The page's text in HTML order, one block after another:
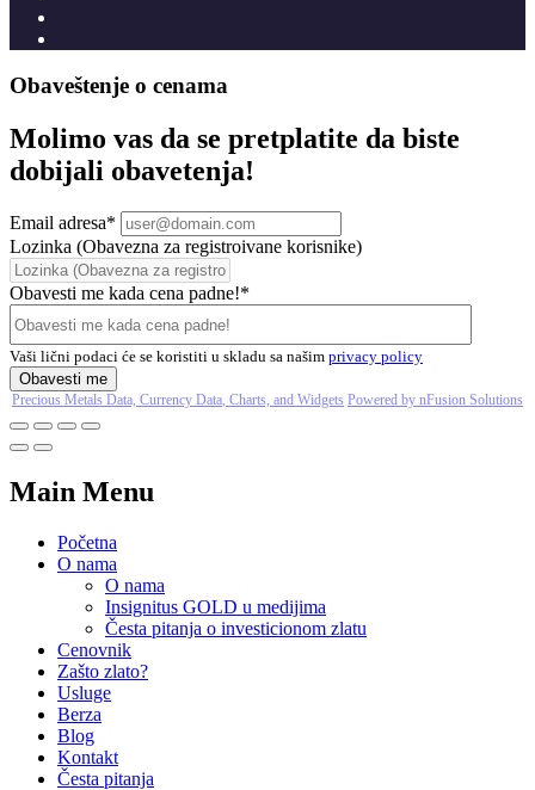
Obaveštenje o cenama
Molimo vas da se pretplatite da biste
dobijali obavetenja!
Email adresa*
Lozinka (Obavezna za registroivane korisnike)
Obavesti me kada cena padne!*
Vaši lični podaci će se koristiti u skladu sa našim privacy policy
Obavesti me
Precious Metals Data, Currency Data, Charts, and Widgets Powered by nFusion Solutions
Main Menu
Početna
O nama
O nama
Insignitus GOLD u medijima
Česta pitanja o investicionom zlatu
Cenovnik
Zašto zlato?
Usluge
Berza
Blog
Kontakt
Česta pitanja